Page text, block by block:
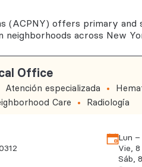
Reumatología
(ACPNY) offers primary
neighborhoods across New
Office
Atención especializada
Care Radiología
Lun –
Vie,
Sáb,